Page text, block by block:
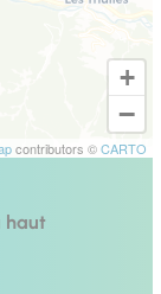
+
−
contributors ©CARTO
haut